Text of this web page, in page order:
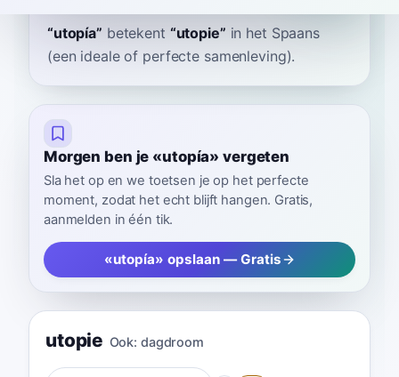
“utopía” betekent “utopie” in het Spaans
(een ideale of perfecte samenleving).
Morgen ben je «utopía» vergeten
Sla het op en we toetsen je op het perfecte
moment, zodat het echt blijft hangen. Gratis,
aanmelden in één tik.
«utopía» opslaan — Gratis
utopie Ook: dagdroom